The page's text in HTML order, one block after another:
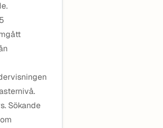
Sökande